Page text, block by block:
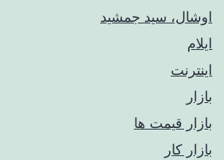
اوشال، سید جمشید
ایلام
اینترنت
بازار
بازار قیمت ها
بازار کار